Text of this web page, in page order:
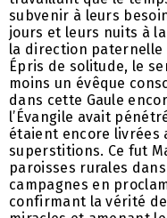
subvenir à leurs
jours et leurs nuits à
la direction paternelle
Épris de solitude, le
moins un évêque
dans cette Gaule
l’Évangile avait
étaient encore livrées
superstitions. Ce fut
paroisses rurales
campagnes en
confirmant la vérité